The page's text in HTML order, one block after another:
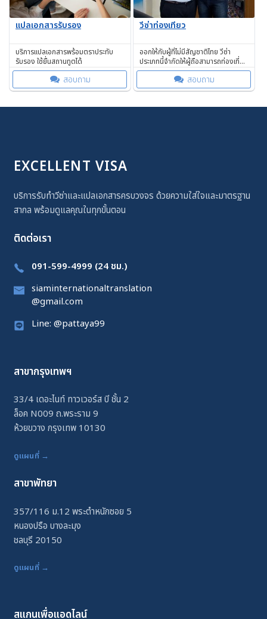
วีซ่าท่องเที่ยว
ออกให้กับผู้ที่ไม่มีสัญชาติไทย วีซ่า
ประเภทนี้จำกัดให้ผู้ถือสามารถท่องเที่ยว
และไม่อนุญาตให้มีการทำงานหรือทำ
ธุรกิจในประเทศ สอบถาม
แปลเอกสารรับรอง
บริการแปลเอกสารพร้อมตราประทับ
รับรอง ใช้ยื่นสถานทูตได้
สอบถาม
EXCELLENT VISA
บริการรับทำวีซ่าและแปลเอกสารครบวงจร ด้วยความใส่ใจและมาตรฐาน
สากล พร้อมดูแลคุณในทุกขั้นตอน
ติดต่อเรา
091-599-4999 (24 ชม.)
siaminternationaltranslation
@gmail.com
Line: @pattaya99
สาขากรุงเทพฯ
33/4 เดอะไนท์ ทาวเวอร์ส บี ชั้น 2
ล็อค N009 ถ.พระราม 9
ห้วยขวาง กรุงเทพ 10130
ดูแผนที่ →
สาขาพัทยา
357/116 ม.12 พระตำหนักซอย 5
หนองปรือ บางละมุง
ชลบุรี 20150
ดูแผนที่ →
สแกนเพื่อแอดไลน์